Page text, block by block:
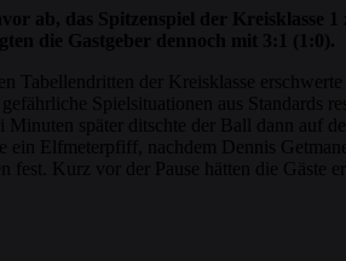
ab, das Spitzenspiel der Kreisklasse
die Gastgeber dennoch mit 3:1 (1:0).
der Kreisklasse
Spielsituationen aus Standards
später ditschte der Ball dann auf
Elfmeterpfiff, nachdem Dennis
Kurz vor der Pause hätten die Gäste